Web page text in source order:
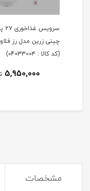
چینی زرین مدل رز
(کد کالا : 0403300۴)
5,950,000
مشخصات